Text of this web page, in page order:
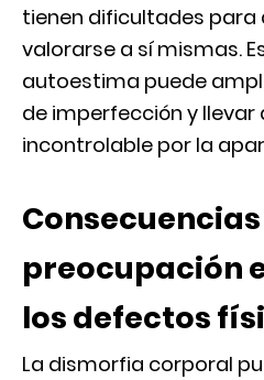
tienen dificultades para
valorarse a sí mismas.
autoestima puede
de imperfección y
incontrolable por la
preocupación
los defectos
La dismorfia corporal